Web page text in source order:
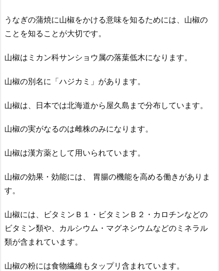
うなぎの蒲焼に山椒をかける意味を知るためには、山椒の
ことを知ることが大切です。
山椒はミカン科サンショウ属の落葉低木になります。
山椒の別名に「ハジカミ」があります。
山椒は、日本では北海道から屋久島まで分布しています。
山椒の実がなるのは雌株のみになります。
山椒は漢方薬として用いられています。
山椒の効果・効能には、 胃腸の機能を高める働きがありま
す。
山椒には、ビタミンＢ１・ビタミンＢ２・カロチンなどの
ビタミン類や、カルシウム・マグネシウムなどのミネラル
類が含まれています。
山椒の粉には食物繊維もタップリ含まれています。